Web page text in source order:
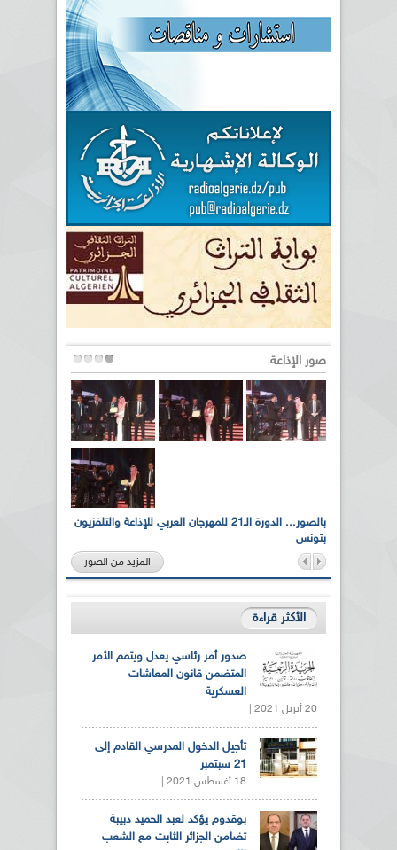
صور الإذاعة
بالصور... الدورة الـ21 للمهرجان العربي للإذاعة والتلفزيون
بتونس
المزيد من الصور
الأكثر قراءة
صدور أمر رئاسي يعدل ويتمم الأمر
المتضمن قانون المعاشات
العسكرية
20 أبريل 2021 |
تأجيل الدخول المدرسي القادم إلى
21 سبتمبر
18 أغسطس 2021 |
بوقدوم يؤكد لعبد الحميد دبيبة
تضامن الجزائر الثابت مع الشعب